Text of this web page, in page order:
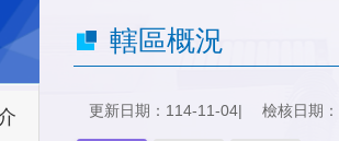
轄區概況
更新日期：114-11-04 檢核日期